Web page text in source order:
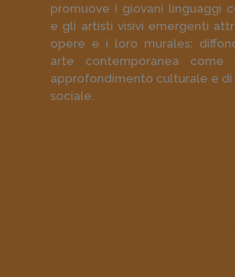
promuove i giovani linguaggi
e gli artisti visivi emergenti
opere e i loro murales;
arte contemporanea come
approfondimento culturale e di
sociale.